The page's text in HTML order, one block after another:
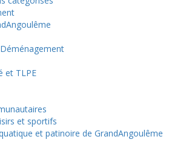
et TLPE
et sportifs
et patinoire de GrandAngoulême